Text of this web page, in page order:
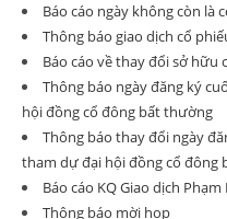
Báo cáo ngày không còn là
Thông báo giao dịch cổ
Báo cáo về thay đổi sở hữu
Thông báo ngày đăng ký
hội đồng cổ đông bất thường
Thông báo thay đổi ngày
tham dự đại hội đồng cổ đông
Báo cáo KQ Giao dịch Phạm
Thông báo mời họp